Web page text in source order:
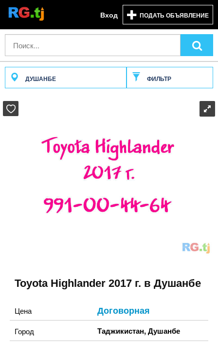
Вход ПОДАТЬ ОБЪЯВЛЕНИЕ
ДУШАНБЕ ФИЛЬТР
Toyota Highlander 2017 г. в Душанбе
Цена Договорная
Город Таджикистан,Душанбе